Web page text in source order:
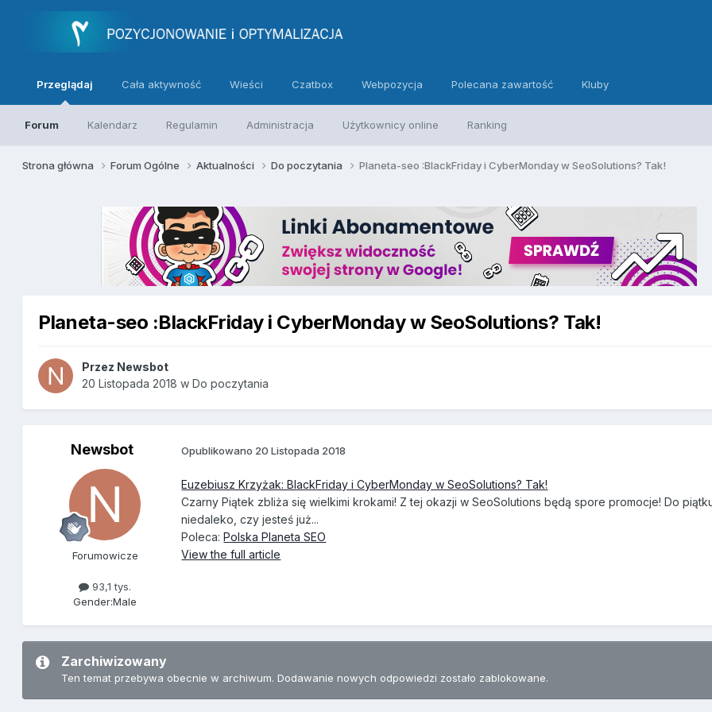
Przeglądaj
Forum Kalendarz Regulamin Administracja Użytkownicy online Ranking
Cała aktywność Wieści Czatbox Webpozycja Polecana zawartość Kluby
Strona główna Forum Ogólne Aktualności Do poczytania Planeta-seo :BlackFriday i CyberMonday w SeoSolutions? Tak!
Planeta-seo :BlackFriday i CyberMonday w SeoSolutions? Tak!
Przez Newsbot
20 Listopada 2018 wDo poczytania
Newsbot
Forumowicze
93,1 tys.
Gender:Male
Opublikowano 20 Listopada 2018
Euzebiusz Krzyżak: BlackFriday i CyberMonday w SeoSolutions? Tak!
Czarny Piątek zbliża się wielkimi krokami! Z tej okazji w SeoSolutions będą spore promocje! Do
niedaleko, czy jesteś już...
Poleca:Polska Planeta SEO
View the full article
Zarchiwizowany
Ten temat przebywa obecnie w archiwum. Dodawanie nowych odpowiedzi zostało zablokowane.